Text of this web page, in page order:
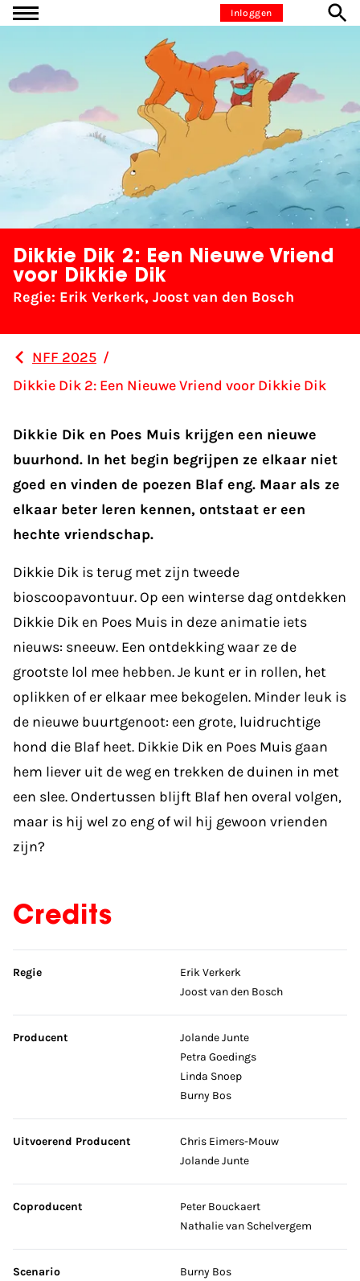
Ga naar inhoudInloggen
Dikkie Dik 2: Een Nieuwe Vriend
voor Dikkie Dik
Regie: Erik Verkerk, Joost van den Bosch
NFF 2025 /
Dikkie Dik 2: Een Nieuwe Vriend voor Dikkie Dik
Dikkie Dik en Poes Muis krijgen een nieuwe
buurhond. In het begin begrijpen ze elkaar niet
goed en vinden de poezen Blaf eng. Maar als ze
elkaar beter leren kennen, ontstaat er een
hechte vriendschap.
Dikkie Dik is terug met zijn tweede
bioscoopavontuur. Op een winterse dag ontdekken
Dikkie Dik en Poes Muis in deze animatie iets
nieuws: sneeuw. Een ontdekking waar ze de
grootste lol mee hebben. Je kunt er in rollen, het
oplikken of er elkaar mee bekogelen. Minder leuk is
de nieuwe buurtgenoot: een grote, luidruchtige
hond die Blaf heet. Dikkie Dik en Poes Muis gaan
hem liever uit de weg en trekken de duinen in met
een slee. Ondertussen blijft Blaf hen overal volgen,
maar is hij wel zo eng of wil hij gewoon vrienden
zijn?
Credits
Sla credits over
Regie
Erik Verkerk
Joost van den Bosch
Producent
Jolande Junte
Petra Goedings
Linda Snoep
Burny Bos
Uitvoerend Producent
Chris Eimers-Mouw
Jolande Junte
Coproducent
Peter Bouckaert
Nathalie van Schelvergem
Scenario Burny Bos